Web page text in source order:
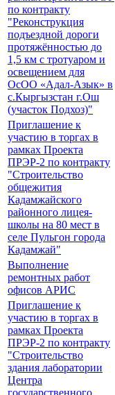
по контракту
"Реконструкция
подъездной дороги
протяжённостью до
1,5 км с тротуаром и
освещением для
ОсОО «Адал-Азык» в
с.Кыргызстан г.Ош
(участок Подхоз)"
Приглашение к
участию в торгах в
рамках Проекта
ПРЭР-2 по контракту
"Строительство
общежития
Кадамжайского
районного лицея-
школы на 80 мест в
селе Пульгон города
Кадамжай"
Выполнение
ремонтных работ
офисов АРИС
Приглашение к
участию в торгах в
рамках Проекта
ПРЭР-2 по контракту
"Строительство
здания лаборатории
Центра
государственного